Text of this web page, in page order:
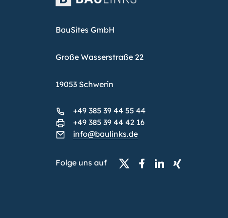
BauSites GmbH
Große Wasserstraße 22
19053 Schwerin
+49 385 39 44 55 44
+49 385 39 44 42 16
info@baulinks.de
Folge uns auf